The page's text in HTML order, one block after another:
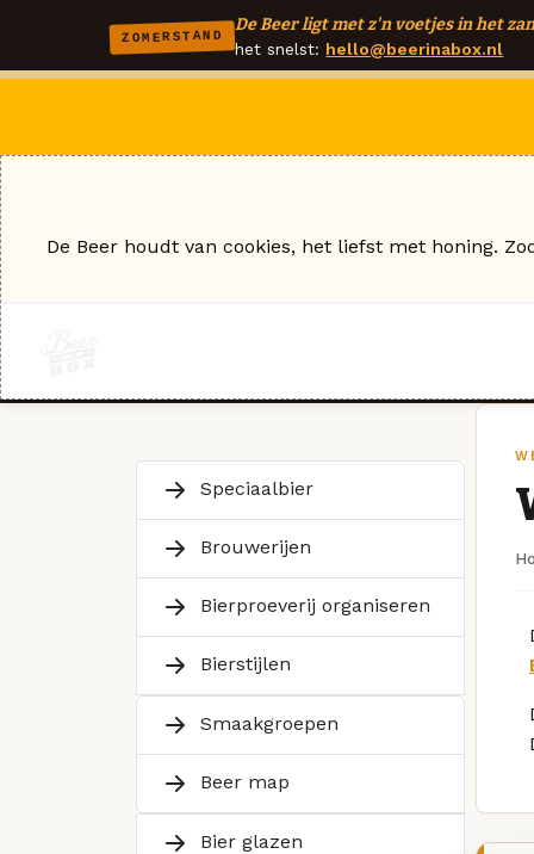
ZOMERSTAND
De Beer ligt met z'n voetjes in het
het snelst: hello@beerinabox.nl
Speciaalbier
Brouwerijen
Bierproeverij organiseren
Bierstijlen
Smaakgroepen
Beer map
Bier glazen
De Beer houdt van cookies, het liefst met honing.